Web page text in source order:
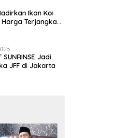
Ikan Koi
Harga Terjangkau
SUNRINSE Jadi
JFF di Jakarta